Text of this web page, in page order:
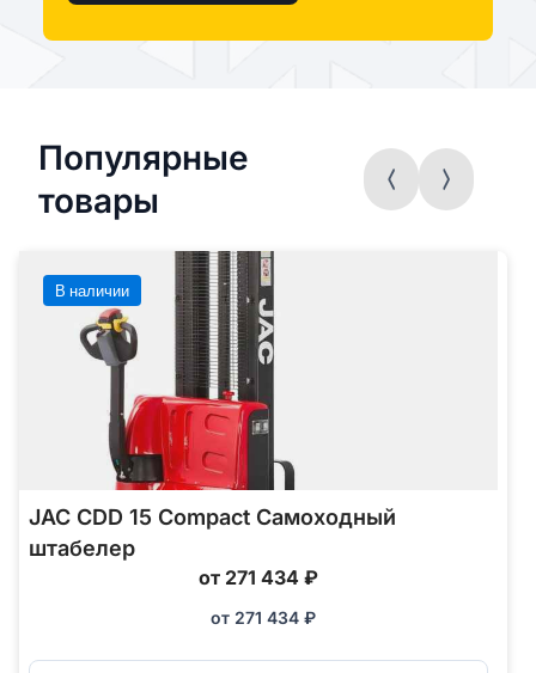
Популярные
товары
В наличии
JAC CDD 15 Compact Самоходный
штабелер
от 271 434 ₽
от 271 434 ₽